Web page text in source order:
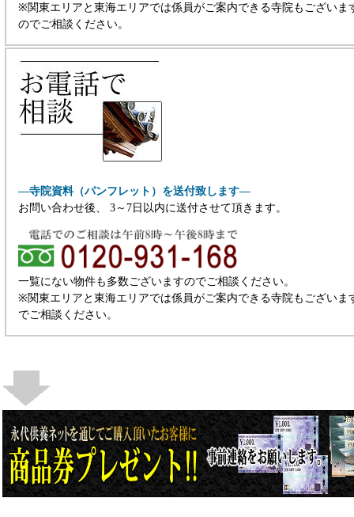
※関東エリアと東海エリアでは係員がご案内できる寺院もございま
のでご相談ください。
―寺院資料（パンフレット）を送付致します―
お問い合わせ後、 3～7日以内に送付させて頂きます。
一覧にない物件も多数ございますのでご相談ください。
※関東エリアと東海エリアでは係員がご案内できる寺院もございま
でご相談ください。